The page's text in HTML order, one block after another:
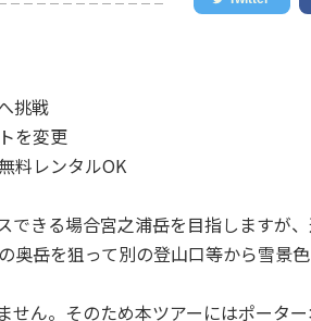
挑戦
を変更
料レンタルOK
きる場合宮之浦岳を目指しますが
奥岳を狙って別の登山口等から雪景
ん。そのため本ツアーにはポータ